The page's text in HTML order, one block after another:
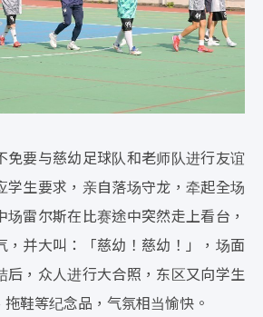
免要与慈幼足球队和老师队进行友谊
学生要求，亲自落场守龙，牵起全场
雷尔斯在比赛途中突然走上看台，
，并大叫：「慈幼！慈幼！」，场面
后，众人进行大合照，东区又向学生
鞋等纪念品，气氛相当愉快。